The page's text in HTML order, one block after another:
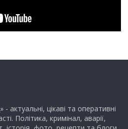
актуальні, цікаві та оперативні
Політика, кримінал, аварії,